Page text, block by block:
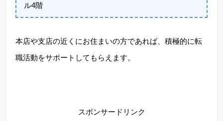
ル4階
本店や支店の近くにお住まいの方であれば、積極的に転
職活動をサポートしてもらえます。
スポンサードリンク